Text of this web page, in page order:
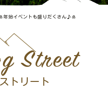
年始イベントも盛りだくさん♪🎍
Street
トリート